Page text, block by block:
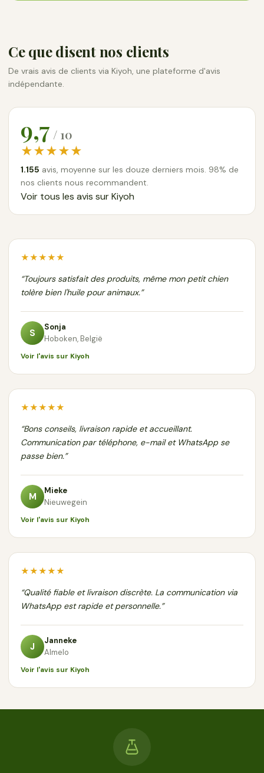
Ce que disent nos clients
De vrais avis de clients via Kiyoh, une plateforme d'avis
indépendante.
9,7 / 10
★★★★★
1.155 avis, moyenne sur les douze derniers mois. 98% de
nos clients nous recommandent.
Voir tous les avis sur Kiyoh
★★★★★
“Toujours satisfait des produits, même mon petit chien
tolère bien l'huile pour animaux.”
S
Sonja
Hoboken, België
Voir l'avis sur Kiyoh
★★★★★
“Bons conseils, livraison rapide et accueillant.
Communication par téléphone, e-mail et WhatsApp se
passe bien.”
M
Mieke
Nieuwegein
Voir l'avis sur Kiyoh
★★★★★
“Qualité fiable et livraison discrète. La communication via
WhatsApp est rapide et personnelle.”
J
Janneke
Almelo
Voir l'avis sur Kiyoh